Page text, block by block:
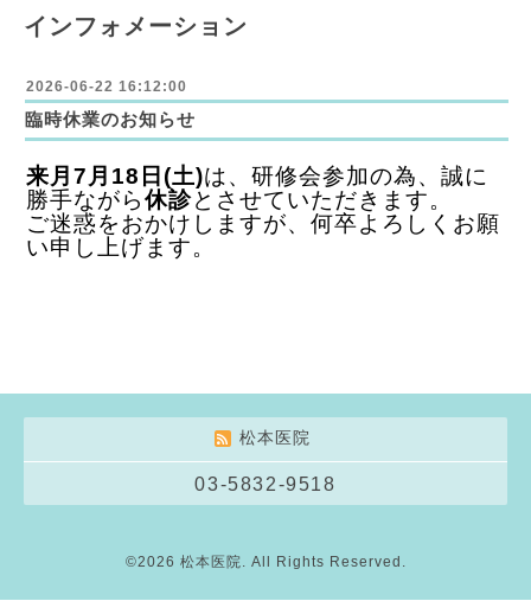
インフォメーション
2026-06-22 16:12:00
臨時休業のお知らせ
来月7月18日(土)は、研修会参加の為、誠に
勝手ながら休診とさせていただきます。
ご迷惑をおかけしますが、何卒よろしくお願
い申し上げます。
松本医院
03-5832-9518
©2026 松本医院. All Rights Reserved.